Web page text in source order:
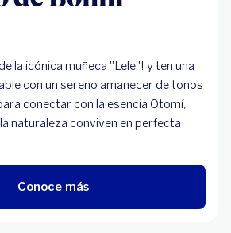
la icónica muñeca "Lele"! y ten una
con un sereno amanecer de tonos
conectar con la esencia Otomí,
naturaleza conviven en perfecta
Conoce más